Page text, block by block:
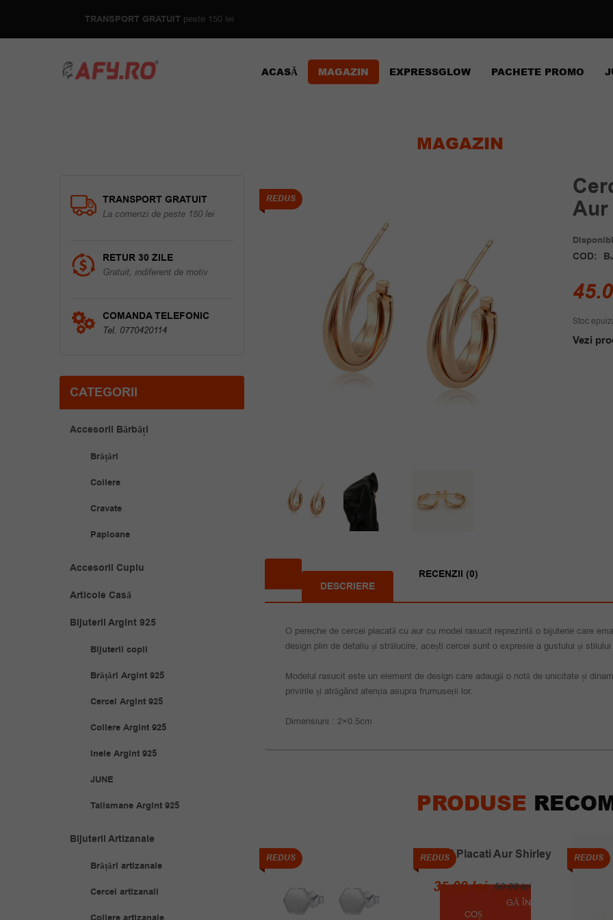
TRANSPORT GRATUIT peste 150 lei
ACASĂ MAGAZIN EXPRESSGLOW PACHETE PROMO
MAGAZIN
REDUS Aur
COD:
Stoc
Vezi
DESCRIERE
RECENZII (0)
O pereche de cercei placată cu aur cu model rasucit reprezintă o bijuterie care
design plin de detaliu și strălucire, acești cercei sunt o expresie a gustului și stilului
Modelul rasucit este un element de design care adaugă o notă de unicitate și
privirile și atrăgând atenția asupra frumuseții lor.
Dimensiuni : 2×0.5cm
PRODUSE
REDUS REDUS
Cercei Placati Aur Shirley
50.00lei
Prețul
inițial
35.00leiPrețul
curent
ADAUGĂ ÎN
COȘ
REDUS
TRANSPORT GRATUIT
La comenzi de peste 150 lei
RETUR 30 ZILE
Gratuit, indiferent de motiv
COMANDA TELEFONIC
Tel. 0770420114
CATEGORII
Accesorii Bărbăți
Brățări
Coliere
Cravate
Papioane
Accesorii Cuplu
Articole Casă
Bijuterii Argint 925
Bijuterii copii
Brățări Argint 925
Cercei Argint 925
Coliere Argint 925
Inele Argint 925
JUNE
Talismane Argint 925
Bijuterii Artizanale
Brățări artizanale
Cercei artizanali